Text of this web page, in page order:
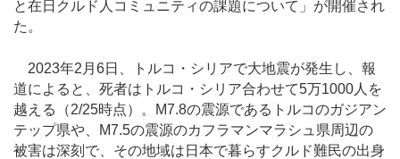
と在日クルド人コミュニティの課題について」が開催され
た。
2023年2月6日、トルコ・シリアで大地震が発生し、報
道によると、死者はトルコ・シリア合わせて5万1000人を
越える（2/25時点）。M7.8の震源であるトルコのガジアン
テップ県や、M7.5の震源のカフラマンマラシュ県周辺の
被害は深刻で、その地域は日本で暮らすクルド難民の出身